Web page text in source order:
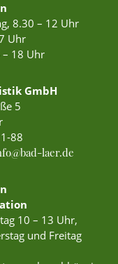
8.30 – 12 Uhr
Uhr
– 18 Uhr
GmbH
5
88
laer.de
10 – 13 Uhr,
und Freitag